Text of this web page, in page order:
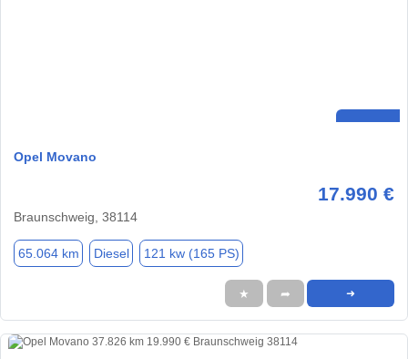
Opel Movano
17.990 €
Braunschweig, 38114
65.064 km Diesel 121 kw (165 PS)
★ ➦ ➜